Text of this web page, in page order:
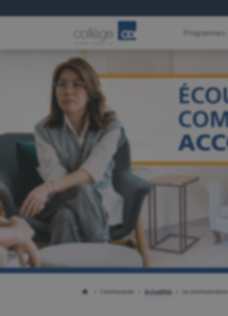
Programmes
Communaute Actualités La